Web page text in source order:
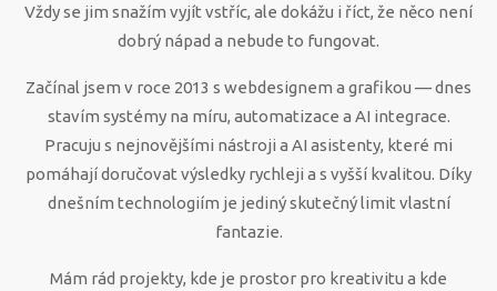
Vždy se jim snažím vyjít vstříc, ale dokážu i říct, že něco není
dobrý nápad a nebude to fungovat.
Začínal jsem v roce 2013 s webdesignem a grafikou — dnes
stavím systémy na míru, automatizace a AI integrace.
Pracuju s nejnovějšími nástroji a AI asistenty, které mi
pomáhají doručovat výsledky rychleji a s vyšší kvalitou. Díky
dnešním technologiím je jediný skutečný limit vlastní
fantazie.
Mám rád projekty, kde je prostor pro kreativitu a kde